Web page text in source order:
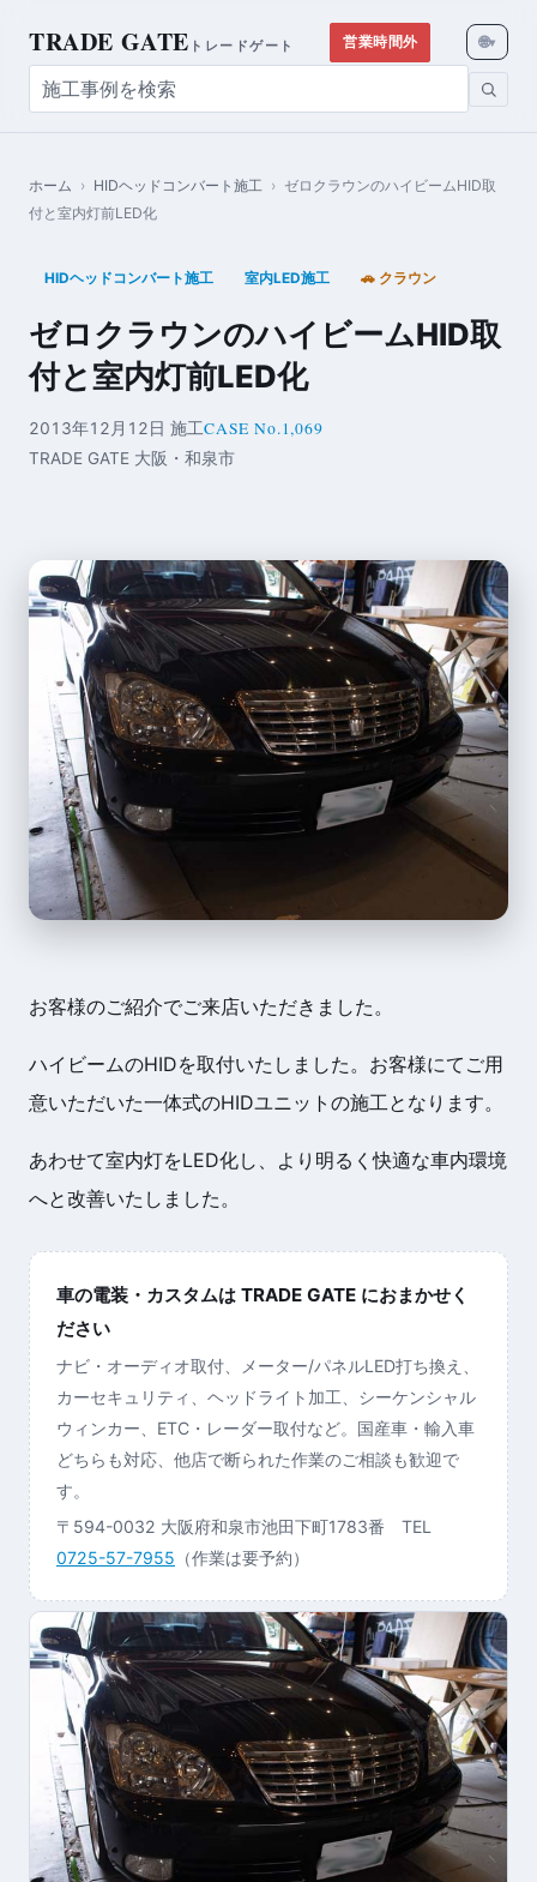
TRADE GATE トレードゲート 営業時間外 🌐▾
ホーム › HIDヘッドコンバート施工 › ゼロクラウンのハイビームHID取
付と室内灯前LED化
HIDヘッドコンバート施工 室内LED施工 🚗 クラウン
ゼロクラウンのハイビームHID取
付と室内灯前LED化
2013年12月12日 施工CASE No.1,069
TRADE GATE 大阪・和泉市
お客様のご紹介でご来店いただきました。
ハイビームのHIDを取付いたしました。お客様にてご用
意いただいた一体式のHIDユニットの施工となります。
あわせて室内灯をLED化し、より明るく快適な車内環境
へと改善いたしました。
車の電装・カスタムは TRADE GATE におまかせく
ださい
ナビ・オーディオ取付、メーター/パネルLED打ち換え、
カーセキュリティ、ヘッドライト加工、シーケンシャル
ウィンカー、ETC・レーダー取付など。国産車・輸入車
どちらも対応、他店で断られた作業のご相談も歓迎で
す。
〒594-0032 大阪府和泉市池田下町1783番 TEL
0725-57-7955 （作業は要予約）